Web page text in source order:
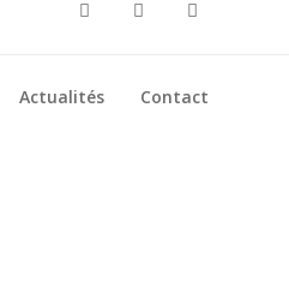
Actualités Contact